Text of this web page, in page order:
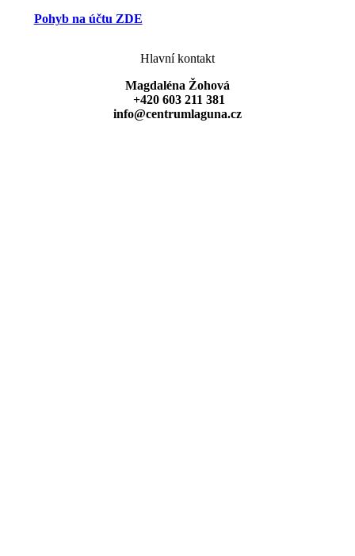
Pohyb na účtu ZDE
Hlavní kontakt
Magdaléna Žohová
+420 603 211 381
info@centrumlaguna.cz